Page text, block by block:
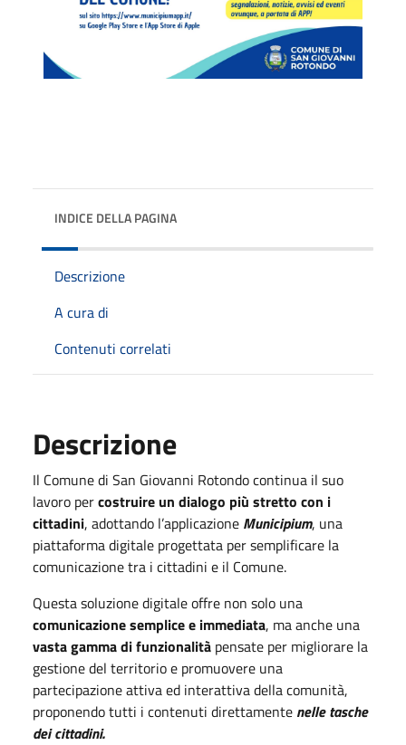
INDICE DELLA PAGINA
Descrizione
A cura di
Contenuti correlati
Descrizione
Il Comune di San Giovanni Rotondo continua il suo
lavoro percostruire un dialogo più stretto con i
cittadini, adottando l’applicazione Municipium, una
piattaforma digitale progettata per semplificare la
comunicazione tra i cittadini e il Comune.
Questa soluzione digitale offre non solo una
comunicazione semplice e immediata, ma anche una
vasta gamma di funzionalità pensate per migliorare la
gestione del territorio e promuovere una
partecipazione attiva ed interattiva della comunità,
proponendo tutti i contenuti direttamente nelle tasche
dei cittadini.